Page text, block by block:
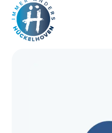
Zum Hauptinhalt springen